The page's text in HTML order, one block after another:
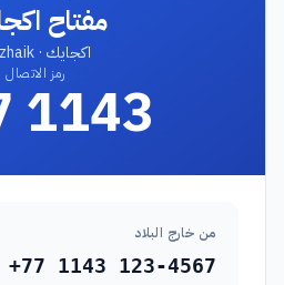
مفتاح
اكجايك · Akzhaik
رمز الاتصال
1143
من خارج البلاد
+77 1143 123-4567